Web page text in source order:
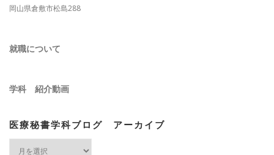
岡山県倉敷市松島288
就職について
学科 紹介動画
医療秘書学科ブログ アーカイブ